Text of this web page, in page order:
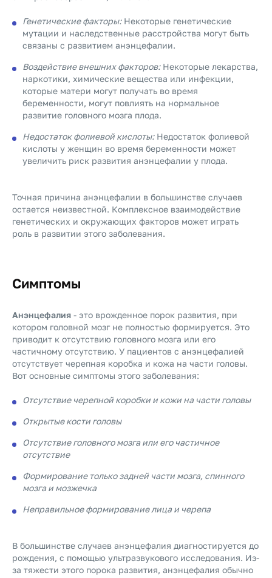
Генетические факторы:Некоторые генетические
мутации и наследственные расстройства могут быть
связаны с развитием анэнцефалии.
Воздействие внешних факторов:Некоторые лекарства,
наркотики, химические вещества или инфекции,
которые матери могут получать во время
беременности, могут повлиять на нормальное
развитие головного мозга плода.
Недостаток фолиевой кислоты:Недостаток фолиевой
кислоты у женщин во время беременности может
увеличить риск развития анэнцефалии у плода.
Точная причина анэнцефалии в большинстве случаев
остается неизвестной. Комплексное взаимодействие
генетических и окружающих факторов может играть
роль в развитии этого заболевания.
Симптомы
Анэнцефалия - это врожденное порок развития, при
котором головной мозг не полностью формируется. Это
приводит к отсутствию головного мозга или его
частичному отсутствию. У пациентов с анэнцефалией
отсутствует черепная коробка и кожа на части головы.
Вот основные симптомы этого заболевания:
Отсутствие черепной коробки и кожи на части головы
Открытые кости головы
Отсутствие головного мозга или его частичное
отсутствие
Формирование только задней части мозга, спинного
мозга и мозжечка
Неправильное формирование лица и черепа
В большинстве случаев анэнцефалия диагностируется до
рождения, с помощью ультразвукового исследования. Из-
за тяжести этого порока развития, анэнцефалия обычно